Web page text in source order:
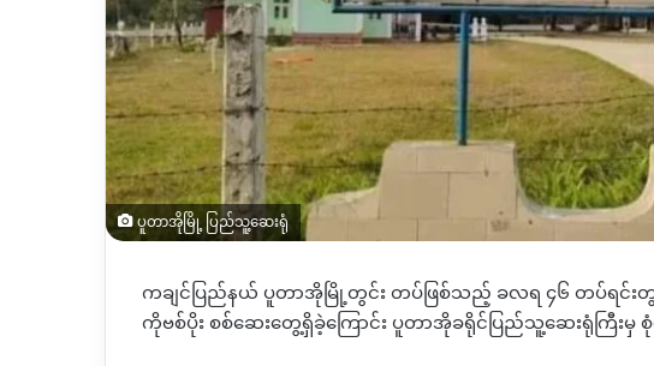
ပူတာအိုမြို့ ပြည်သူ့ဆေးရုံ
ကချင်ပြည်နယ် ပူတာအိုမြို့တွင်း တပ်ဖြစ်သည့် ခလရ ၄၆ တပ်ရင်းတွင်
ကိုဗစ်ပိုး စစ်ဆေးတွေ့ရှိခဲ့ကြောင်း ပူတာအိုခရိုင်ပြည်သူ့ဆေးရုံကြီးမှ